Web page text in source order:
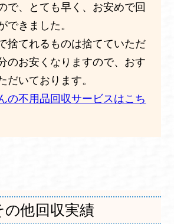
で、とても早く、お安めで回
できました。
捨てれるものは捨てていただ
のお安くなりますので、おす
だいております。
の不用品回収サービスはこち
の他回収実績